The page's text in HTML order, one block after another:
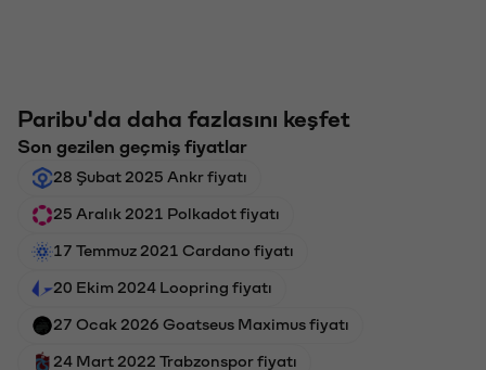
Paribu'da daha fazlasını keşfet
Son gezilen geçmiş fiyatlar
28 Şubat 2025 Ankr fiyatı
25 Aralık 2021 Polkadot fiyatı
17 Temmuz 2021 Cardano fiyatı
20 Ekim 2024 Loopring fiyatı
27 Ocak 2026 Goatseus Maximus fiyatı
24 Mart 2022 Trabzonspor fiyatı